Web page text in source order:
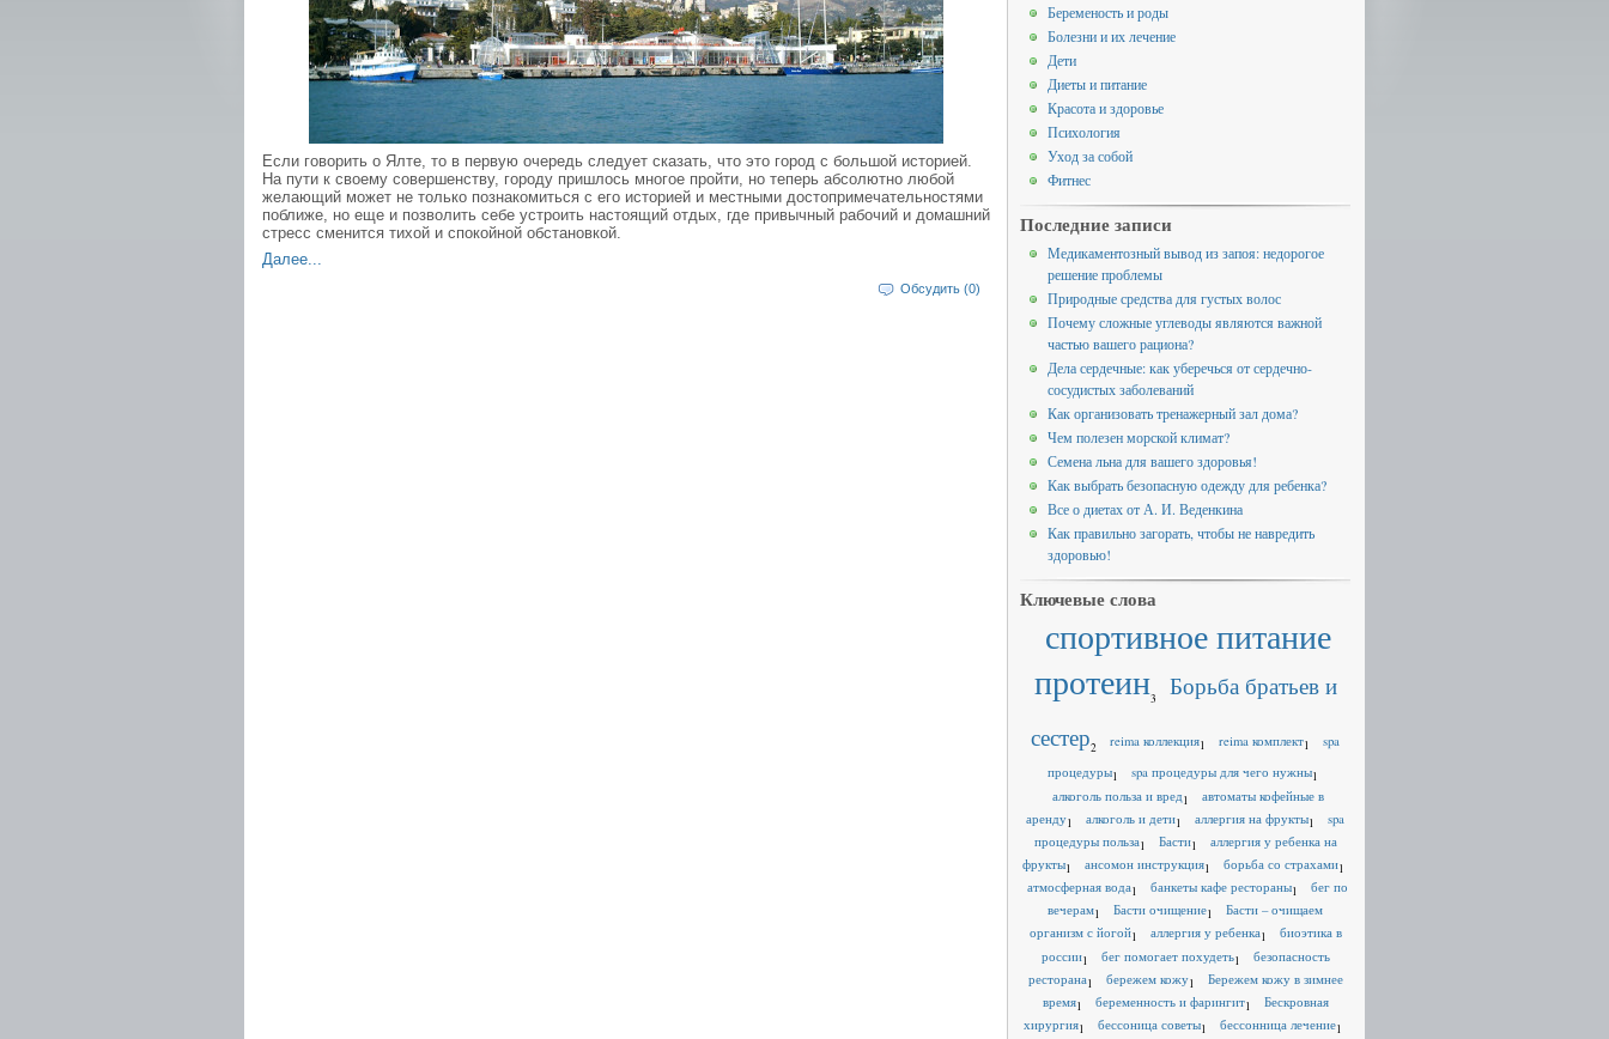
Если говорить о Ялте, то в первую очередь следует сказать, что это город с большой историей.
На пути к своему совершенству, городу пришлось многое пройти, но теперь абсолютно любой
желающий может не только познакомиться с его историей и местными достопримечательностями
поближе, но еще и позволить себе устроить настоящий отдых, где привычный рабочий и домашний
стресс сменится тихой и спокойной обстановкой.
Далее...
Обсудить (0)
Беременость и роды
Болезни и их лечение
Дети
Диеты и питание
Красота и здоровье
Психология
Уход за собой
Фитнес
Последние записи
Медикаментозный вывод из запоя: недорогое
решение проблемы
Природные средства для густых волос
Почему сложные углеводы являются важной
частью вашего рациона?
Дела сердечные: как уберечься от сердечно-
сосудистых заболеваний
Как организовать тренажерный зал дома?
Чем полезен морской климат?
Семена льна для вашего здоровья!
Как выбрать безопасную одежду для ребенка?
Все о диетах от А. И. Веденкина
Как правильно загорать, чтобы не навредить
здоровью!
Ключевые слова
спортивное питание
протеин3
Борьба братьев и
сестер2 reima коллекция1 reima комплект1
spa
процедуры1 spa процедуры для чего нужны1
алкоголь польза и вред1
автоматы кофейные в
аренду1 алкоголь и дети1 аллергия на фрукты1
spa
процедуры польза1 Басти1
аллергия у ребенка на
фрукты1 ансомон инструкция1 борьба со страхами1
атмосферная вода1 банкеты кафе рестораны1
бег по
вечерам1 Басти очищение1
Басти – очищаем
организм с йогой1 аллергия у ребенка1
биоэтика в
россии1 бег помогает похудеть1
безопасность
ресторана1 бережем кожу1
Бережем кожу в зимнее
время1 беременность и фарингит1
Бескровная
хирургия1 бессоница советы1 бессонница лечение1